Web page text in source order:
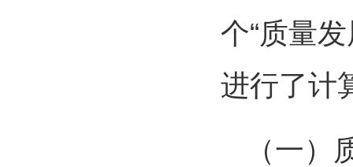
个“质量
进行了计
（一